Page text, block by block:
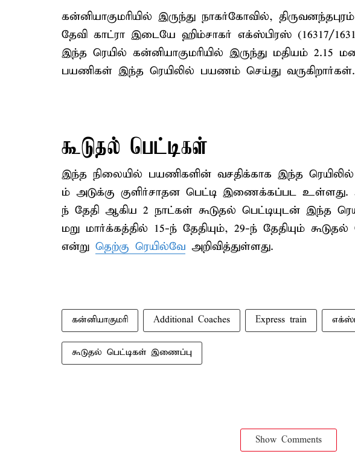
கன்னியாகுமரியில் இருந்து நாகர்கோவில்,
தேவி காட்ரா இடையே ஹிம்சாகர் எக்ஸ்பிரஸ் (16317/
இந்த ரெயில் கன்னியாகுமரியில் இருந்து மதியம் 2.15
பயணிகள் இந்த ரெயிலில் பயணம் செய்து வருகிறார்கள்.
கூடுதல் பெட்டிகள்
இந்த நிலையில் பயணிகளின் வசதிக்காக இந்த ரெயிலில்
ம் அடுக்கு குளிர்சாதன பெட்டி இணைக்கப்பட உள்ளது.
ந் தேதி ஆகிய 2 நாட்கள் கூடுதல் பெட்டியுடன் இந்த
மறு மார்க்கத்தில் 15-ந் தேதியும், 29-ந் தேதியும்
என்று தெற்கு ரெயில்வே அறிவித்துள்ளது.
கன்னியாகுமரி Additional Coaches Express train
கூடுதல் பெட்டிகள் இணைப்பு
Show Comments